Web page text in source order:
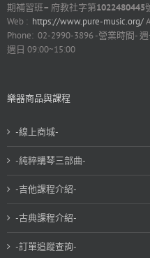
期補習班– 府教社字第1022480445
Web : https://www.pure-music.org/
Phone: 02-2990-3896 -營業時間-
週日 09:00~15:00
樂器商品與課程
-線上商城-
-純粹購琴三部曲-
-吉他課程介紹-
-古典課程介紹-
-訂單追蹤查詢-